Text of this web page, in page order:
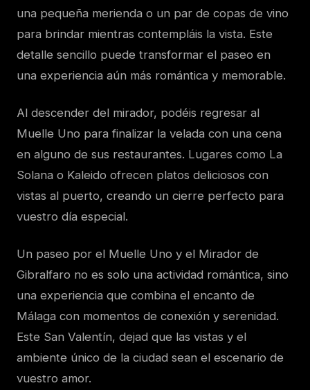
una pequeña merienda o un par de copas de vino
para brindar mientras contempláis la vista. Este
detalle sencillo puede transformar el paseo en
una experiencia aún más romántica y memorable.
Al descender del mirador, podéis regresar al
Muelle Uno para finalizar la velada con una cena
en alguno de sus restaurantes. Lugares como La
Solana o Kaleido ofrecen platos deliciosos con
vistas al puerto, creando un cierre perfecto para
vuestro día especial.
Un paseo por el Muelle Uno y el Mirador de
Gibralfaro no es solo una actividad romántica, sino
una experiencia que combina el encanto de
Málaga con momentos de conexión y serenidad.
Este San Valentín, dejad que las vistas y el
ambiente único de la ciudad sean el escenario de
vuestro amor.